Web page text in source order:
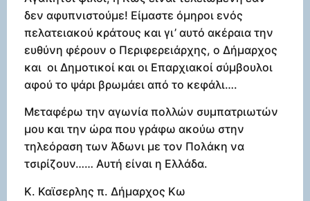
δεν αφυπνιστούμε! Είμαστε όμηροι ενός
πελατειακού κράτους και γι’ αυτό ακέραια την
ευθύνη φέρουν ο Περιφερειάρχης, ο Δήμαρχος
και οι Δημοτικοί και οι Επαρχιακοί σύμβουλοι
αφού το ψάρι βρωμάει από το κεφάλι….
Μεταφέρω την αγωνία πολλών συμπατριωτών
μου και την ώρα που γράφω ακούω στην
τηλεόραση των Άδωνι με τον Πολάκη να
τσιρίζουν…… Αυτή είναι η Ελλάδα.
Κ. Καϊσερλης π. Δήμαρχος Κω